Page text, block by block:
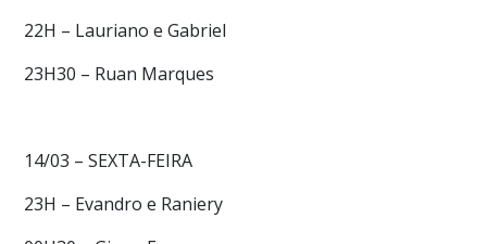
22H – Lauriano e Gabriel
23H30 – Ruan Marques
14/03 – SEXTA-FEIRA
23H – Evandro e Raniery